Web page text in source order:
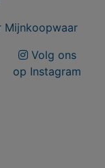
Mijnkoopwaar
Volg ons
op Instagram